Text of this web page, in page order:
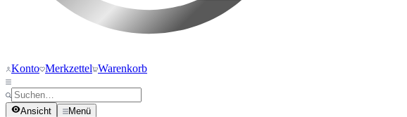
Konto Merkzettel Warenkorb
Ansicht Menü